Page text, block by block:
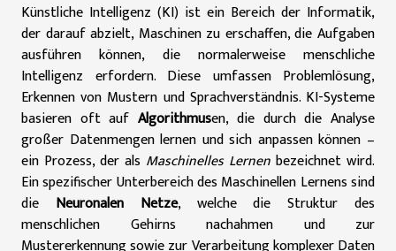
Künstliche Intelligenz (KI) ist ein Bereich der Informatik,
der darauf abzielt, Maschinen zu erschaffen, die Aufgaben
ausführen können, die normalerweise menschliche
Intelligenz erfordern. Diese umfassen Problemlösung,
Erkennen von Mustern und Sprachverständnis. KI-Systeme
basieren oft aufAlgorithmusen, die durch die Analyse
großer Datenmengen lernen und sich anpassen können –
ein Prozess, der als Maschinelles Lernen bezeichnet wird.
Ein spezifischer Unterbereich des Maschinellen Lernens sind
die Neuronalen Netze, welche die Struktur des
menschlichen Gehirns nachahmen und zur
Mustererkennung sowie zur Verarbeitung komplexer Daten